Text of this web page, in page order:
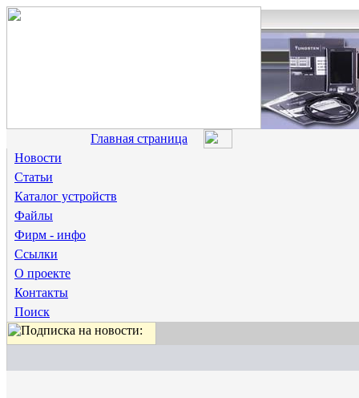
Главная страница
Новости
Статьи
Каталог устройств
Файлы
Фирм - инфо
Ссылки
О проекте
Контакты
Поиск